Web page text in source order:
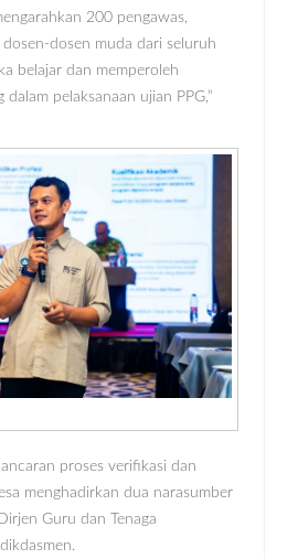
200 pengawas,
dosen muda dari seluruh
belajar dan memperoleh
dalam pelaksanaan ujian PPG,”
proses verifikasi dan
menghadirkan dua narasumber
Guru dan Tenaga